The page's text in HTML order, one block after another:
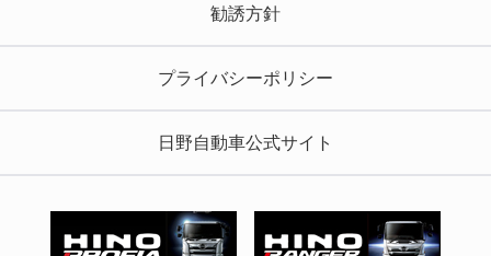
勧誘方針
プライバシーポリシー
日野自動車公式サイト